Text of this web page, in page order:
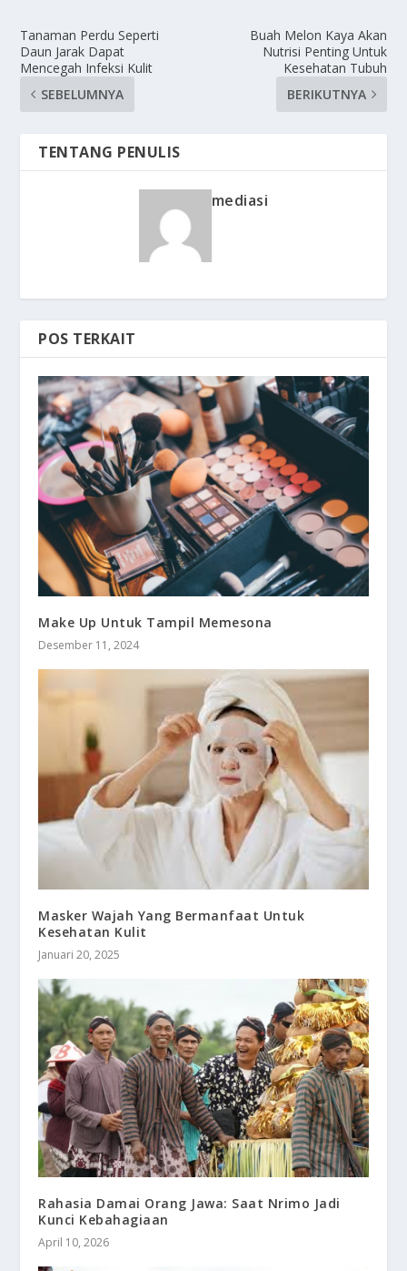
Tanaman Perdu Seperti
Daun Jarak Dapat
Mencegah Infeksi Kulit
SEBELUMNYA
Buah Melon Kaya Akan
Nutrisi Penting Untuk
Kesehatan Tubuh
BERIKUTNYA
TENTANG PENULIS
mediasi
POS TERKAIT
Make Up Untuk Tampil Memesona
Desember 11, 2024
Masker Wajah Yang Bermanfaat Untuk
Kesehatan Kulit
Januari 20, 2025
Rahasia Damai Orang Jawa: Saat Nrimo Jadi
Kunci Kebahagiaan
April 10, 2026